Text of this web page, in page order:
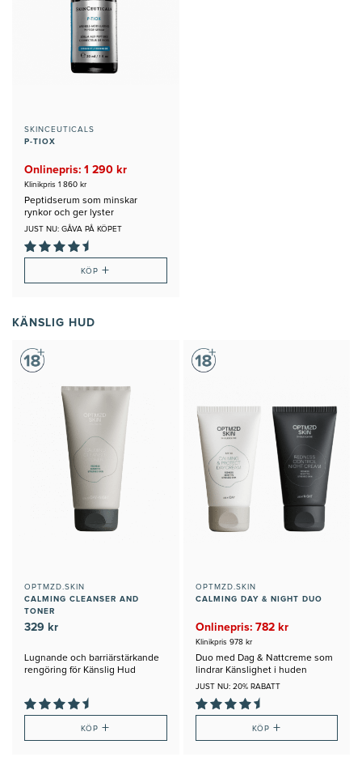
SKINCEUTICALS
P-TIOX
Onlinepris: 1 290 kr
Klinikpris 1 860 kr
Peptidserum som minskar
rynkor och ger lyster
JUST NU: GÅVA PÅ KÖPET
KÖP+
KÄNSLIG HUD
OPTMZD.SKIN
CALMING CLEANSER AND
TONER
329 kr
Lugnande och barriärstärkande
rengöring för Känslig Hud
KÖP+
OPTMZD.SKIN
CALMING DAY & NIGHT DUO
Onlinepris: 782 kr
Klinikpris 978 kr
Duo med Dag & Nattcreme som
lindrar Känslighet i huden
JUST NU: 20% RABATT
KÖP +